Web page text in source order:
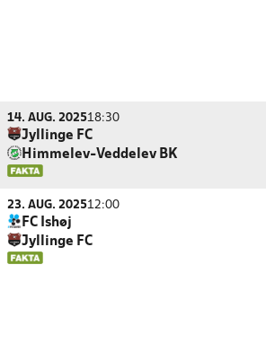
14. AUG. 202518:30
Jyllinge FC
Himmelev-Veddelev BK
23. AUG. 202512:00
FC Ishøj
Jyllinge FC